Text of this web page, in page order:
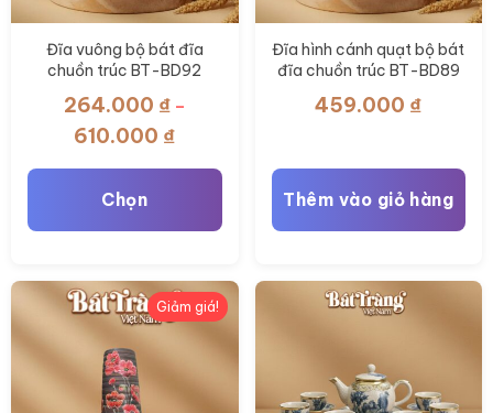
Đĩa vuông bộ bát đĩa
chuồn trúc BT-BD92
264.000 ₫ –
610.000 ₫Khoảng
đến
Chọn
phẩm
có
biến
Đĩa hình cánh quạt bộ bát
đĩa chuồn trúc BT-BD89
459.000 ₫
Thêm vào giỏ hàng
Giảm giá!